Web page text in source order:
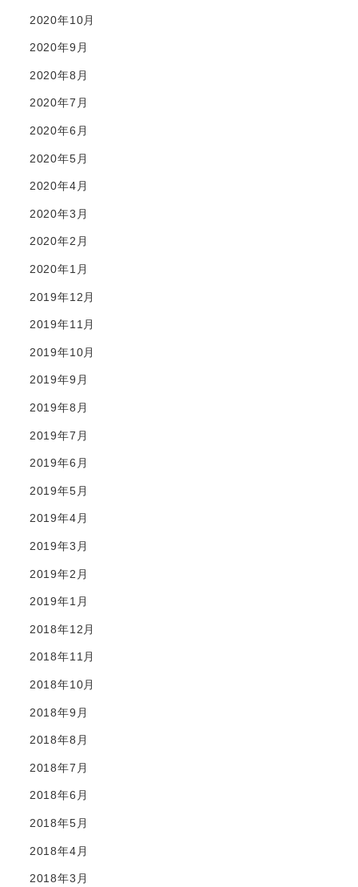
2020年10月
2020年9月
2020年8月
2020年7月
2020年6月
2020年5月
2020年4月
2020年3月
2020年2月
2020年1月
2019年12月
2019年11月
2019年10月
2019年9月
2019年8月
2019年7月
2019年6月
2019年5月
2019年4月
2019年3月
2019年2月
2019年1月
2018年12月
2018年11月
2018年10月
2018年9月
2018年8月
2018年7月
2018年6月
2018年5月
2018年4月
2018年3月